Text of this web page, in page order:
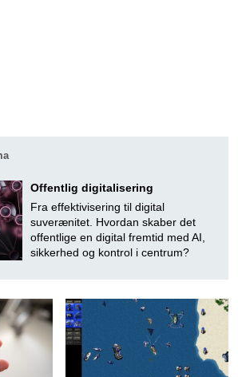
Offentlig digitalisering
Fra effektivisering til digital
suverænitet. Hvordan skaber det
offentlige en digital fremtid med AI,
sikkerhed og kontrol i centrum?